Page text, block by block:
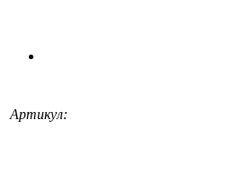
Артикул: